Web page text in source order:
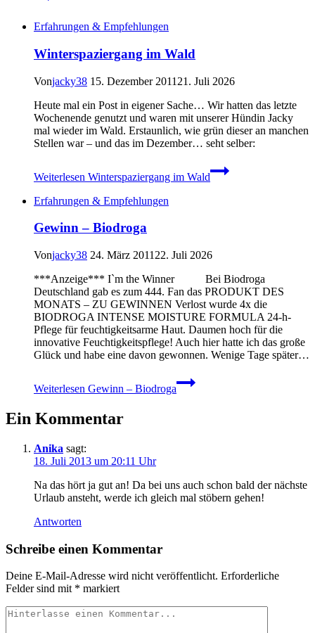
Erfahrungen & Empfehlungen
Winterspaziergang im Wald
Vonjacky38 15. Dezember 2011 21. Juli 2026
Heute mal ein Post in eigener Sache… Wir hatten das letzte
Wochenende genutzt und waren mit unserer Hündin Jacky
mal wieder im Wald. Erstaunlich, wie grün dieser an manchen
Stellen war – und das im Dezember… seht selber:
Weiterlesen Winterspaziergang im Wald
Erfahrungen & Empfehlungen
Gewinn – Biodroga
Vonjacky38 24. März 2011 22. Juli 2026
***Anzeige*** I`m the Winner Bei Biodroga
Deutschland gab es zum 444. Fan das PRODUKT DES
MONATS – ZU GEWINNEN Verlost wurde 4x die
BIODROGA INTENSE MOISTURE FORMULA 24-h-
Pflege für feuchtigkeitsarme Haut. Daumen hoch für die
innovative Feuchtigkeitspflege! Auch hier hatte ich das große
Glück und habe eine davon gewonnen. Wenige Tage später…
Weiterlesen Gewinn – Biodroga
Ein Kommentar
Anika sagt:
18. Juli 2013 um 20:11 Uhr
Na das hört ja gut an! Da bei uns auch schon bald der nächste
Urlaub ansteht, werde ich gleich mal stöbern gehen!
Antworten
Schreibe einen Kommentar
Deine E-Mail-Adresse wird nicht veröffentlicht. Erforderliche
Felder sind mit * markiert